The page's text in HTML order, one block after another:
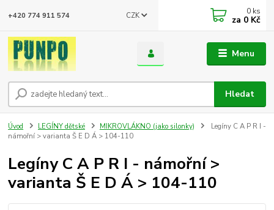
Menu
CZK
Hledat
+420 774 911 574 0 ks
za 0 Kč
Úvod LEGÍNY dětské MIKROVLÁKNO (jako silonky)
Legíny C A P R I -
námořní > varianta Š E D Á > 104-110
Legíny C A P R I - námořní >
varianta Š E D Á > 104-110